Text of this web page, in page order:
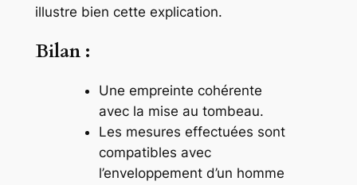
illustre bien cette explication.
Bilan :
Une empreinte cohérente
avec la mise au tombeau.
Les mesures effectuées sont
compatibles avec
l’enveloppement d’un homme